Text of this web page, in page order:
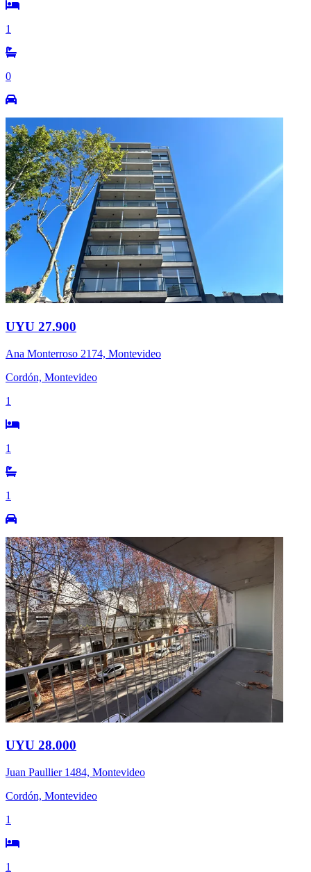
1
0
UYU 27.900
Ana Monterroso 2174, Montevideo
Cordón, Montevideo
1
1
1
UYU 28.000
Juan Paullier 1484, Montevideo
Cordón, Montevideo
1
1